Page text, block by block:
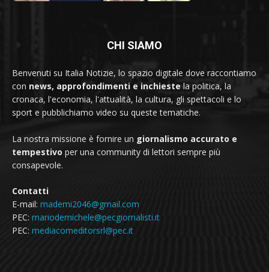
CHI SIAMO
Benvenuti su Italia Notizie, lo spazio digitale dove raccontiamo
con news, approfondimenti e inchieste la politica, la
cronaca, l'economia, l'attualità, la cultura, gli spettacoli e lo
sport e pubblichiamo video su queste tematiche.
La nostra missione è fornire un giornalismo accurato e
tempestivo per una community di lettori sempre più
consapevole.
Contatti
E-mail: mademi2046@gmail.com
PEC: mariodemichele@pecgiornalisti.it
PEC: mediacomeditorsrl@pec.it